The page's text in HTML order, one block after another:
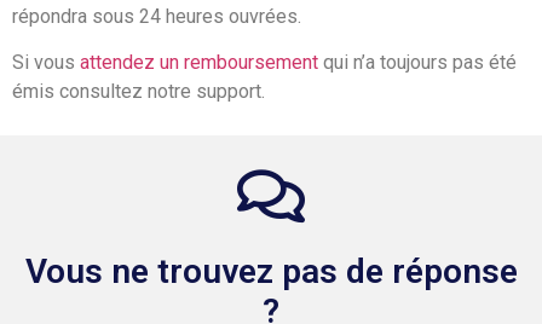
répondra sous 24 heures ouvrées.
Si vous attendez un remboursement qui n’a toujours pas été
émis consultez notre support.
Vous ne trouvez pas de réponse
?